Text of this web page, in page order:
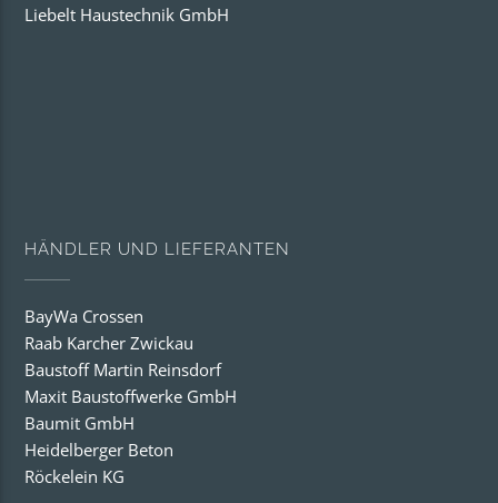
Liebelt Haustechnik GmbH
HÄNDLER UND LIEFERANTEN
BayWa Crossen
Raab Karcher Zwickau
Baustoff Martin Reinsdorf
Maxit Baustoffwerke GmbH
Baumit GmbH
Heidelberger Beton
Röckelein KG